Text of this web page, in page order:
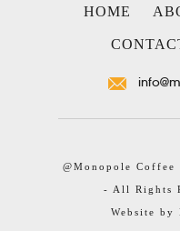
HOME
@Monopole
- All Rights
Website by